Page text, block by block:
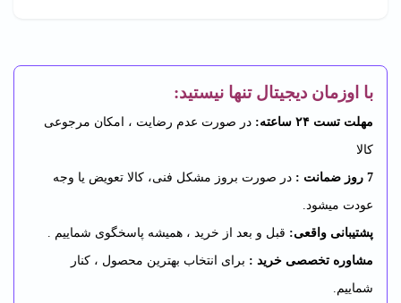
با اوزمان دیجیتال تنها نیستید:
مهلت تست ۲۴ ساعته: در صورت عدم رضایت ، امکان مرجوعی
کالا
7 روز ضمانت : در صورت بروز مشکل فنی، کالا تعویض یا وجه
عودت میشود.
پشتیبانی واقعی: قبل و بعد از خرید ، همیشه پاسخگوی شماییم .
مشاوره تخصصی خرید : برای انتخاب بهترین محصول ، کنار
شماییم.